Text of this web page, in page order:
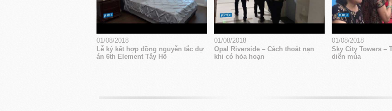
01/08/2018
Lễ ký kết hợp đồng nguyễn tắc dự
án 6th Element Tây Hồ
01/08/2018
Opal Riverside – Cách thoát nạn
khi có hỏa hoạn
01/08/2018
Sky City Towers –
diễn múa